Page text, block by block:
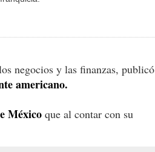
negocios y las finanzas, publicó
americano.
México que al contar con su